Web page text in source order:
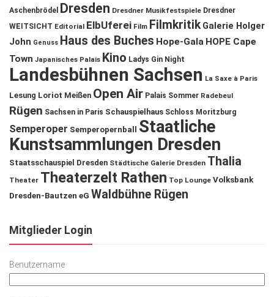
Aschenbrödel
Dresden Dresdner Musikfestspiele Dresdner
WEITSICHT Editorial ElbUferei Film Filmkritik Galerie Holger
John Genuss Haus des Buches Hope-Gala HOPE Cape
Town Japanisches Palais Kino Ladys Gin Night
Landesbühnen Sachsen La Saxe à Paris
Lesung Loriot Meißen Open Air Palais Sommer Radebeul
Rügen Sachsen in Paris Schauspielhaus Schloss Moritzburg
Semperoper Semperopernball
Staatliche
Kunstsammlungen Dresden
Staatsschauspiel Dresden Städtische Galerie Dresden Thalia
Theater Theaterzelt Rathen Top Lounge Volksbank
Dresden-Bautzen eG Waldbühne Rügen
Mitglieder Login
Benutzername